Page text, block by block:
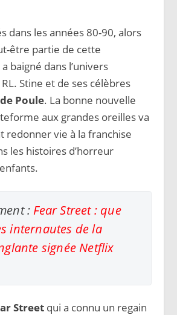
dans les années 80-90, alors
être partie de cette
baigné dans l’univers
Stine et de ses célèbres
Poule. La bonne nouvelle
aux grandes oreilles va
redonner vie à la franchise
les histoires d’horreur
: Fear Street : que
internautes de la
signée Netflix
Street qui a connu un regain